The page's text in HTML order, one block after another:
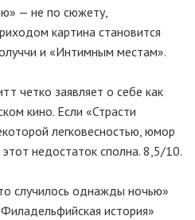
— не по сюжету,
картина становится
и «Интимным местам».
четко заявляет о себе как
кино. Если «Страсти
легковесностью, юмор
недостаток сполна. 8,5/10.
случилось однажды ночью»
история»